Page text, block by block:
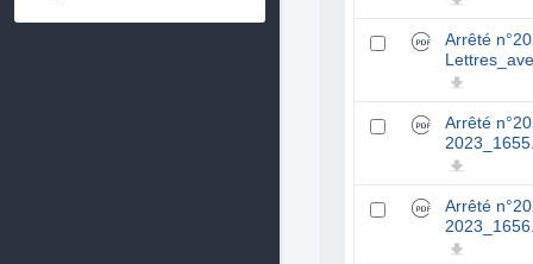
Arrêté
Arrêté
Arrêté